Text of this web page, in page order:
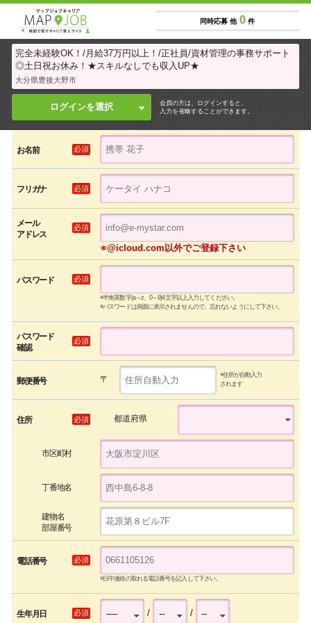
同時応募 他 0 件
完全未経験OK！/月給37万円以上！/正社員/資材管理の事務サポート
◎土日祝お休み！★スキルなしでも収入UP★
大分県豊後大野市
ログインを選択
会員の方は、ログインすると、
入力を省略することができます。
お名前 必須
フリガナ 必須
メール
アドレス
必須
※@icloud.com以外でご登録下さい
パスワード 必須
※半角英数字(a～z、0～9)4文字以上入力してください。
※パスワードは画面に表示されませんので、忘れないようにして下さい。
パスワード
確認
必須
郵便番号 〒
※住所が自動入力
されます
住所 必須 都道府県
市区町村
丁番地名
建物名
部屋番号
電話番号 必須
※日中連絡の取れる電話番号を記入して下さい。
生年月日 必須 / /